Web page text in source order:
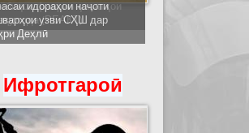
идораҳои наҷоти
узви СҲШ дар
Деҳлӣ
Ифротгароӣ